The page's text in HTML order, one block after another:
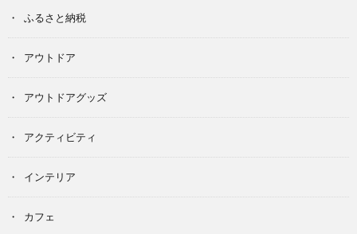
ふるさと納税
アウトドア
アウトドアグッズ
アクティビティ
インテリア
カフェ